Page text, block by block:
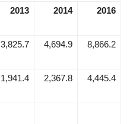
2013 2014 2016
3,825.7 4,694.9 8,866.2
1,941.4 2,367.8 4,445.4